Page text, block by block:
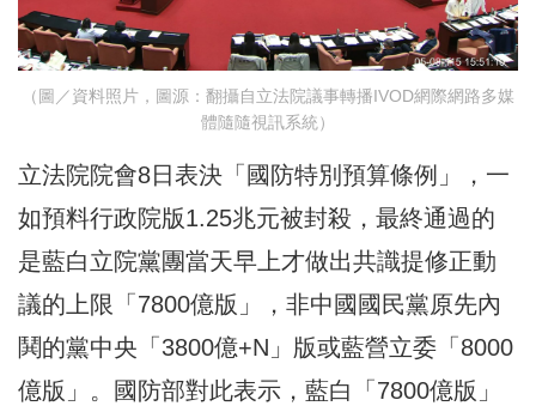
（圖／資料照片，圖源：翻攝自立法院議事轉播IVOD網際網路多媒
體隨隨視訊系統）
立法院院會8日表決「國防特別預算條例」，一
如預料行政院版1.25兆元被封殺，最終通過的
是藍白立院黨團當天早上才做出共識提修正動
議的上限「7800億版」，非中國國民黨原先內
鬨的黨中央「3800億+N」版或藍營立委「8000
億版」。國防部對此表示，藍白「7800億版」